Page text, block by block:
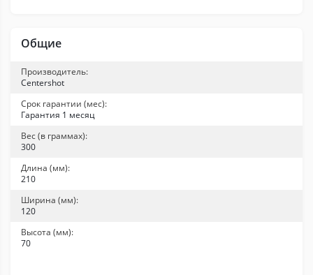
Общие
Производитель:
Centershot
Срок гарантии (мес):
Гарантия 1 месяц
Вес (в граммах):
300
Длина (мм):
210
Ширина (мм):
120
Высота (мм):
70